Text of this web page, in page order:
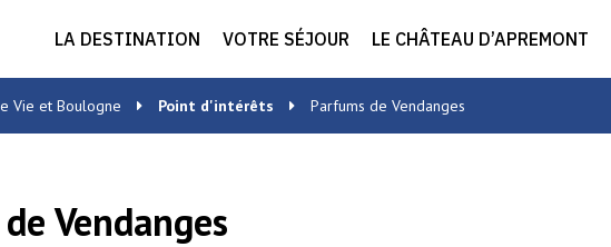
LA DESTINATION VOTRE SÉJOUR LE CHÂTEAU D’APREMONT
Vie et Boulogne Point d'intérêts Parfums de Vendanges
Vendanges